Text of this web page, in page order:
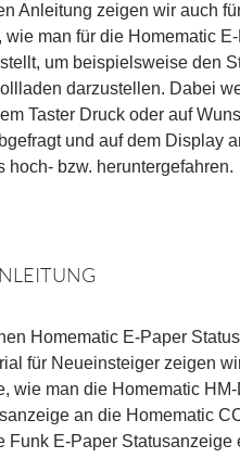
Anleitung zeigen wir auch
wie man für die Homematic
um beispielsweise den
darzustellen. Dabei
Taster Druck oder auf
und auf dem Display
bzw. heruntergefahren.
Homematic E-Paper
für Neueinsteiger zeigen
wie man die Homematic
an die Homematic
Funk E-Paper Statusanzeige